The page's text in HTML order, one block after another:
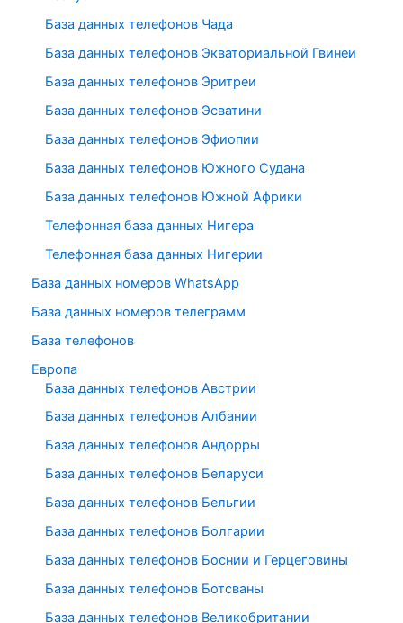
База данных телефонов Чада
База данных телефонов Экваториальной Гвинеи
База данных телефонов Эритреи
База данных телефонов Эсватини
База данных телефонов Эфиопии
База данных телефонов Южного Судана
База данных телефонов Южной Африки
Телефонная база данных Нигера
Телефонная база данных Нигерии
База данных номеров WhatsApp
База данных номеров телеграмм
База телефонов
Европа
База данных телефонов Австрии
База данных телефонов Албании
База данных телефонов Андорры
База данных телефонов Беларуси
База данных телефонов Бельгии
База данных телефонов Болгарии
База данных телефонов Боснии и Герцеговины
База данных телефонов Ботсваны
База данных телефонов Великобритании